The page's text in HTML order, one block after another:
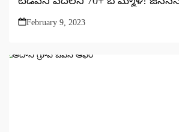
February 9, 2023